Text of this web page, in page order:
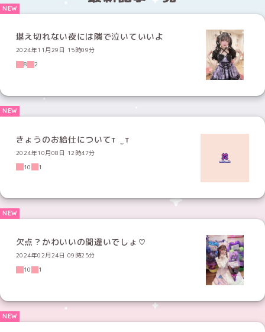
堪え切れない夜には隣で泣いていいよ
2024年11月29日 15時09分
8
2
きょうのお給仕についてт ̫ т
2024年10月08日 12時47分
10
1
欠点？かわいいの間違いでしょ♡
2024年02月24日 09時25分
10
1